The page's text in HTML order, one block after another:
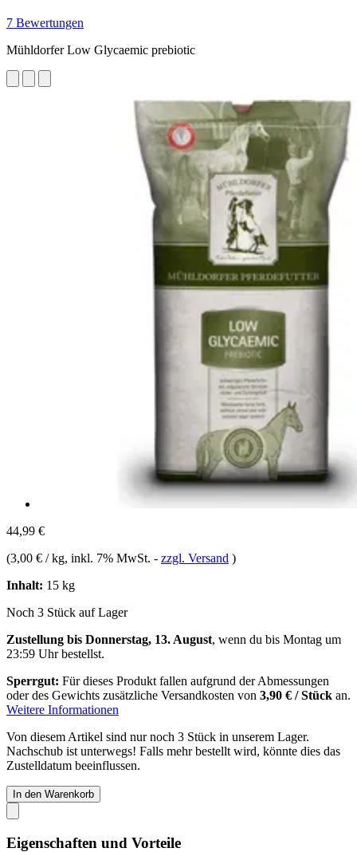
7 Bewertungen
Mühldorfer Low Glycaemic prebiotic
44,99 €
(3,00 € / kg, inkl. 7% MwSt. - zzgl. Versand )
Inhalt: 15 kg
Noch 3 Stück auf Lager
Zustellung bis Donnerstag, 13. August, wenn du bis Montag um
23:59 Uhrbestellst.
Sperrgut: Für dieses Produkt fallen aufgrund der Abmessungen
oder des Gewichts zusätzliche Versandkosten von 3,90 € / Stück an.
Weitere Informationen
Von diesem Artikel sind nur noch 3 Stück in unserem Lager.
Nachschub ist unterwegs! Falls mehr bestellt wird, könnte dies das
Zustelldatum beeinflussen.
In den Warenkorb
Eigenschaften und Vorteile